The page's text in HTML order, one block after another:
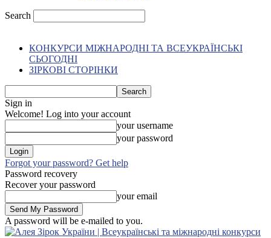
Search
КОНКУРСИ МІЖНАРОДНІ ТА ВСЕУКРАЇНСЬКІ
СЬОГОДНІ
ЗІРКОВІ СТОРІНКИ
Sign in
Welcome! Log into your account
your username
your password
Forgot your password? Get help
Password recovery
Recover your password
your email
A password will be e-mailed to you.